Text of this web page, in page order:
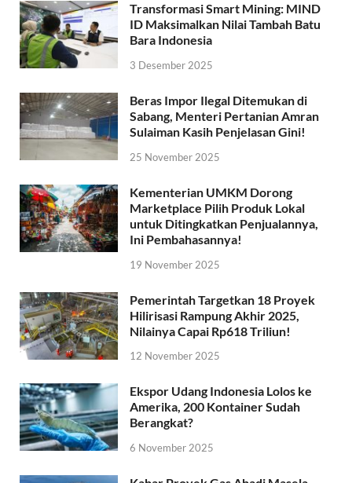
Transformasi Smart Mining: MIND
ID Maksimalkan Nilai Tambah Batu
Bara Indonesia
3 Desember 2025
Beras Impor Ilegal Ditemukan di
Sabang, Menteri Pertanian Amran
Sulaiman Kasih Penjelasan Gini!
25 November 2025
Kementerian UMKM Dorong
Marketplace Pilih Produk Lokal
untuk Ditingkatkan Penjualannya,
Ini Pembahasannya!
19 November 2025
Pemerintah Targetkan 18 Proyek
Hilirisasi Rampung Akhir 2025,
Nilainya Capai Rp618 Triliun!
12 November 2025
Ekspor Udang Indonesia Lolos ke
Amerika, 200 Kontainer Sudah
Berangkat?
6 November 2025